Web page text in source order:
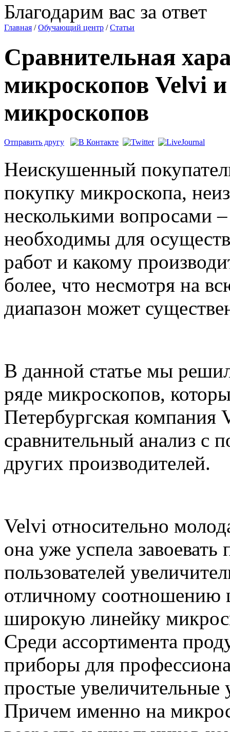
Благодарим вас за ответ
Главная / Обучающий центр / Статьи
Сравнительная
микроскопов Velvi
микроскопов
Отправить другу
Неискушенный
покупку микроскопа,
несколькими вопросами
необходимы для
работ и какому
более, что несмотря на
диапазон может
В данной статье мы
ряде микроскопов,
Петербургская компания
сравнительный анализ с
других производителей.
Velvi относительно
она уже успела завоевать
пользователей
отличному соотношению
широкую линейку
Среди ассортимента
приборы для
простые увеличительные
Причем именно на